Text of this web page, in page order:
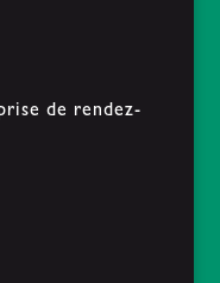
de rendez-